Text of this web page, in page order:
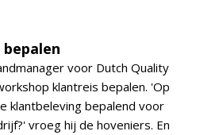
voor Dutch Quality
klantreis bepalen. 'Op
klantbeleving bepalend voor
vroeg hij de hoveniers. En